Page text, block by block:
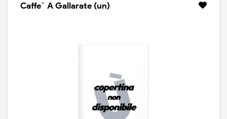
Caffe` A Gallarate (un)